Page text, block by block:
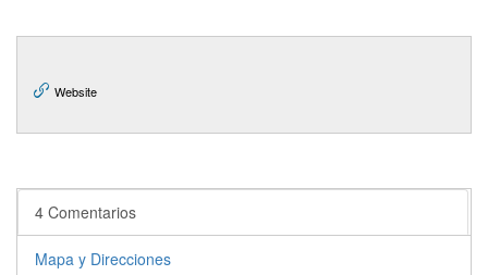
Website
4 Comentarios
Mapa y Direcciones